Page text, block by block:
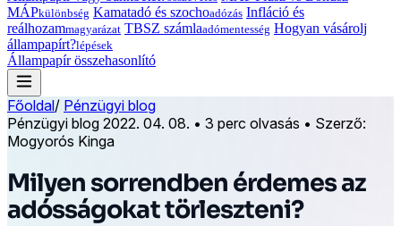
MÁPkülönbség Kamatadó és szochoadózás Infláció és
reálhozammagyarázat TBSZ számlaadómentesség Hogyan vásárolj
állampapírt?lépések
Állampapír összehasonlító
Főoldal/ Pénzügyi blog
Pénzügyi blog 2022. 04. 08. • 3 perc olvasás • Szerző:
Mogyorós Kinga
Milyen sorrendben érdemes az
adósságokat törleszteni?